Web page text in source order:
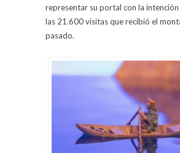
representar su portal con la
las 21.600 visitas que recibió el
pasado.